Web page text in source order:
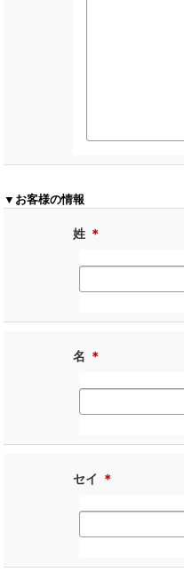
▼お客様の情報
姓 ＊
名 ＊
セイ ＊